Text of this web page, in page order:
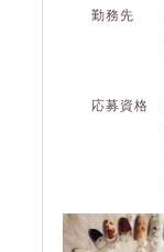
勤務先
応募資格